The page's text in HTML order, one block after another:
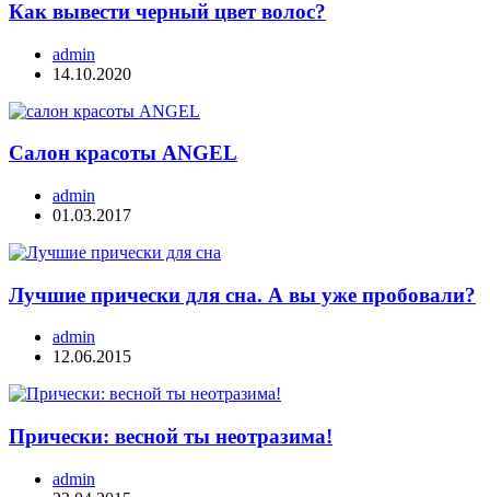
Как вывести черный цвет волос?
admin
14.10.2020
Салон красоты ANGEL
admin
01.03.2017
Лучшие прически для сна. А вы уже пробовали?
admin
12.06.2015
Прически: весной ты неотразима!
admin